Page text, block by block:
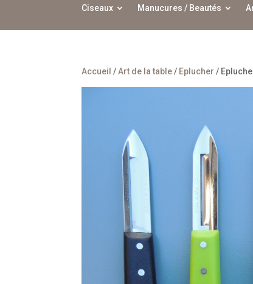
Ciseaux Manucures / Beautés
Accueil /Art de la table/ Eplucher /